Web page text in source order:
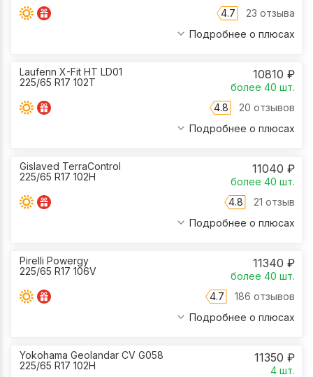
4.7
23 отзыва
Подробнее о плюсах
Laufenn X-Fit HT LD01
225/65 R17 102T
10810 ₽
более 40 шт.
4.8
20 отзывов
Подробнее о плюсах
Gislaved TerraControl
225/65 R17 102H
11040 ₽
более 40 шт.
4.8
21 отзыв
Подробнее о плюсах
Pirelli Powergy
225/65 R17 106V
11340 ₽
более 40 шт.
4.7
186 отзывов
Подробнее о плюсах
Yokohama Geolandar CV G058
225/65 R17 102H
11350 ₽
4 шт.